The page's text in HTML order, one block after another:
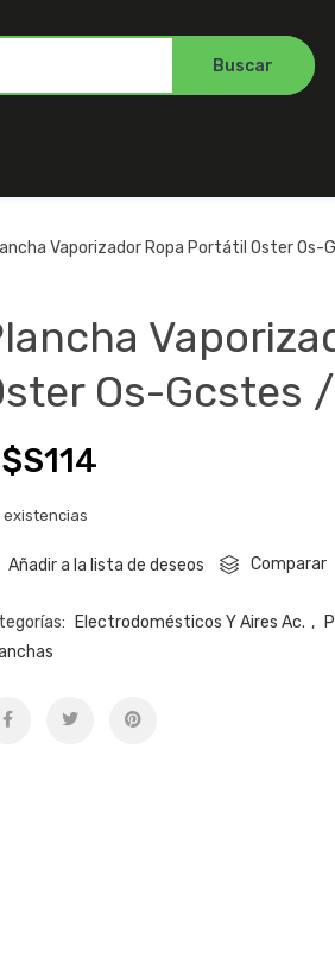
Vaporizador Ropa Portátil Oster
Os-Gcstes
114
existencias
Añadir a la lista de deseos Comparar
Electrodomésticos Y Aires Ac. ,